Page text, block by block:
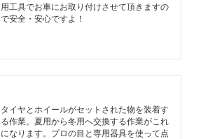
用工具でお車にお取り付けさせて頂きますの
で安全・安心ですよ！
タイヤとホイールがセットされた物を装着す
る作業。夏用から冬用へ交換する作業がこれ
になります。プロの目と専用器具を使って点